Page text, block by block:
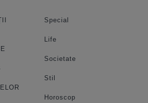
Special
Life
Societate
Stil
Horoscop